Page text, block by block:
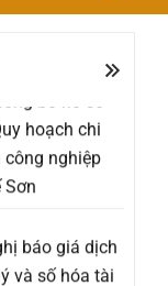
hoạch chi
công nghiệp
Sơn
báo giá dịch
Sơn